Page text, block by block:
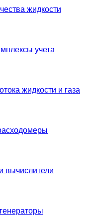
жидкости
учета
жидкости и газа
вычислители